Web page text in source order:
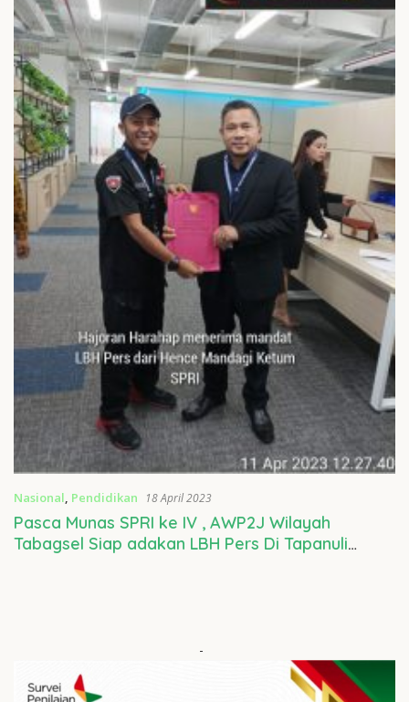
Nasional Pendidikan 18 April 2023
Pasca Munas SPRI ke IV , AWP2J Wilayah
Tabagsel Siap adakan LBH Pers Di Tapanuli
-